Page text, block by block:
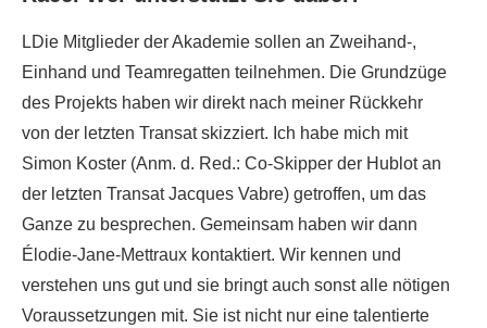
LDie Mitglieder der Akademie sollen an Zweihand-,
Einhand und Teamregatten teilnehmen. Die Grundzüge
des Projekts haben wir direkt nach meiner Rückkehr
von der letzten Transat skizziert. Ich habe mich mit
Simon Koster (Anm. d. Red.: Co-Skipper der Hublot an
der letzten Transat Jacques Vabre) getroffen, um das
Ganze zu besprechen. Gemeinsam haben wir dann
Élodie-Jane-Mettraux kontaktiert. Wir kennen und
verstehen uns gut und sie bringt auch sonst alle nötigen
Voraussetzungen mit. Sie ist nicht nur eine talentierte